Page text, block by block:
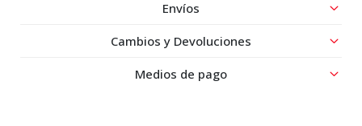
Envíos
Cambios y Devoluciones
Medios de pago